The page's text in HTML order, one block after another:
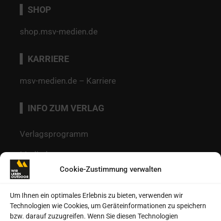
Cookie-Zustimmung verwalten
Um Ihnen ein optimales Erlebnis zu bieten, verwenden wir
Technologien wie Cookies, um Geräteinformationen zu speichern
bzw. darauf zuzugreifen. Wenn Sie diesen Technologien
SHOP
shop.msv-medien.de
KARRIERE
msv-medien.de – Karriere
INFO ZUM VERLAG
Verlagsprogramm
Mediadaten
Redaktion
Kontakt
Autoren